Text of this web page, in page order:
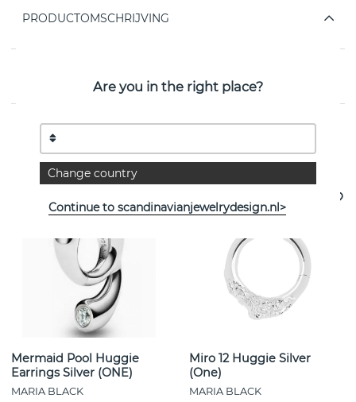
PRODUCTOMSCHRIJVING
Bekijk meer artikelen
Mermaid Pool Huggie
Earrings Silver (ONE)
MARIA BLACK
Miro 12 Huggie Silver
(One)
MARIA BLACK
Are you in the right place?
Change country
Continue to scandinavianjewelrydesign.nl>